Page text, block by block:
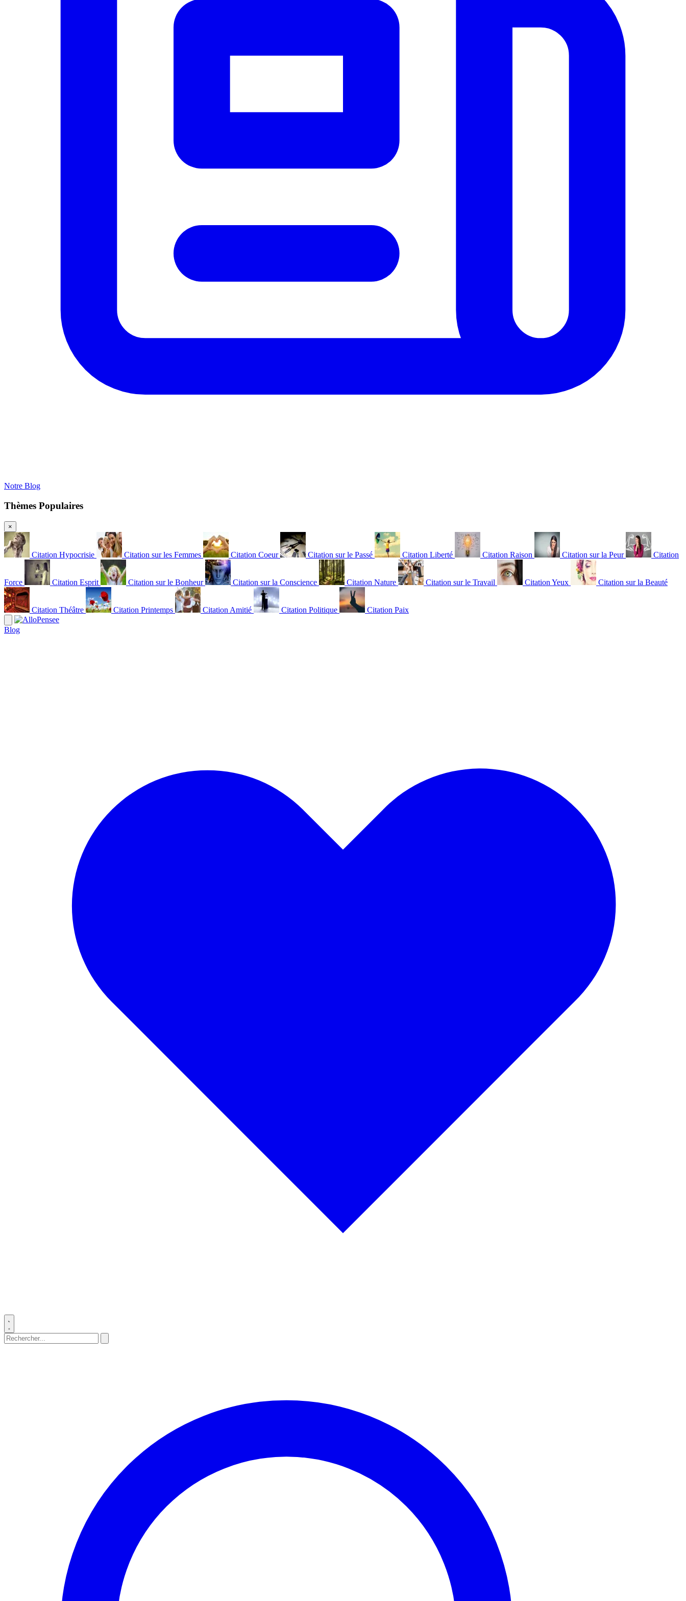
Notre Blog
Thèmes Populaires
×
Citation Hypocrisie Citation sur les Femmes Citation Coeur Citation sur le Passé Citation Liberté Citation Raison Citation sur la Peur Citation
Force Citation Esprit Citation sur le Bonheur Citation sur la Conscience Citation Nature Citation sur le Travail Citation Yeux Citation sur la Beauté
Citation Théâtre Citation Printemps Citation Amitié Citation Politique Citation Paix
Blog